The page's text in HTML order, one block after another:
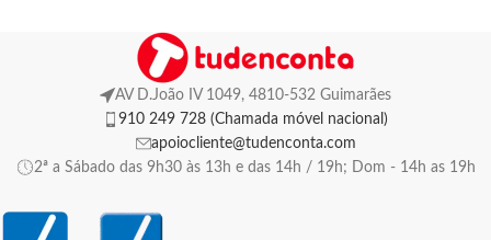
AV D.João IV 1049, 4810-532 Guimarães
910 249 728 (Chamada móvel nacional)
apoiocliente@tudenconta.com
2ª a Sábado das 9h30 às 13h e das 14h / 19h; Dom - 14h as 19h